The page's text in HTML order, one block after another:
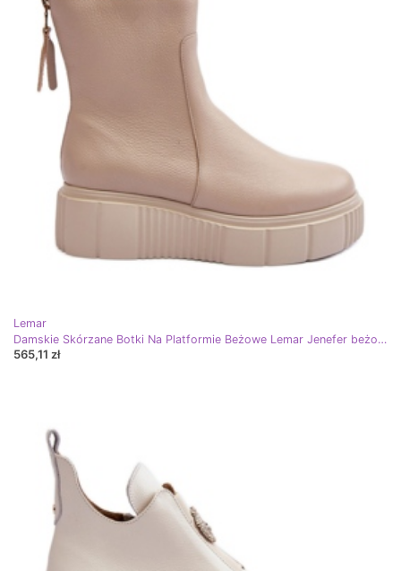
Lemar
Damskie Skórzane Botki Na Platformie Beżowe Lemar Jenefer beżowy
565,11 zł